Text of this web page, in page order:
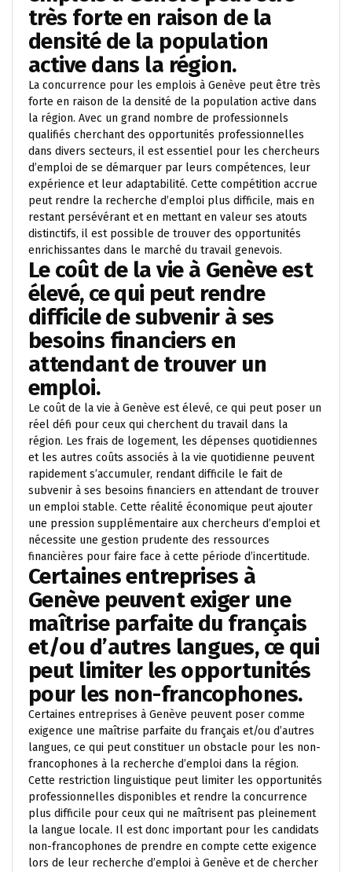
très forte en raison de la
densité de la population
active dans la région.
La concurrence pour les emplois à Genève peut être très
forte en raison de la densité de la population active dans
la région. Avec un grand nombre de professionnels
qualifiés cherchant des opportunités professionnelles
dans divers secteurs, il est essentiel pour les chercheurs
d’emploi de se démarquer par leurs compétences, leur
expérience et leur adaptabilité. Cette compétition accrue
peut rendre la recherche d’emploi plus difficile, mais en
restant persévérant et en mettant en valeur ses atouts
distinctifs, il est possible de trouver des opportunités
enrichissantes dans le marché du travail genevois.
Le coût de la vie à Genève est
élevé, ce qui peut rendre
difficile de subvenir à ses
besoins financiers en
attendant de trouver un
emploi.
Le coût de la vie à Genève est élevé, ce qui peut poser un
réel défi pour ceux qui cherchent du travail dans la
région. Les frais de logement, les dépenses quotidiennes
et les autres coûts associés à la vie quotidienne peuvent
rapidement s’accumuler, rendant difficile le fait de
subvenir à ses besoins financiers en attendant de trouver
un emploi stable. Cette réalité économique peut ajouter
une pression supplémentaire aux chercheurs d’emploi et
nécessite une gestion prudente des ressources
financières pour faire face à cette période d’incertitude.
Certaines entreprises à
Genève peuvent exiger une
maîtrise parfaite du français
et/ou d’autres langues, ce qui
peut limiter les opportunités
pour les non-francophones.
Certaines entreprises à Genève peuvent poser comme
exigence une maîtrise parfaite du français et/ou d’autres
langues, ce qui peut constituer un obstacle pour les non-
francophones à la recherche d’emploi dans la région.
Cette restriction linguistique peut limiter les opportunités
professionnelles disponibles et rendre la concurrence
plus difficile pour ceux qui ne maîtrisent pas pleinement
la langue locale. Il est donc important pour les candidats
non-francophones de prendre en compte cette exigence
lors de leur recherche d’emploi à Genève et de chercher